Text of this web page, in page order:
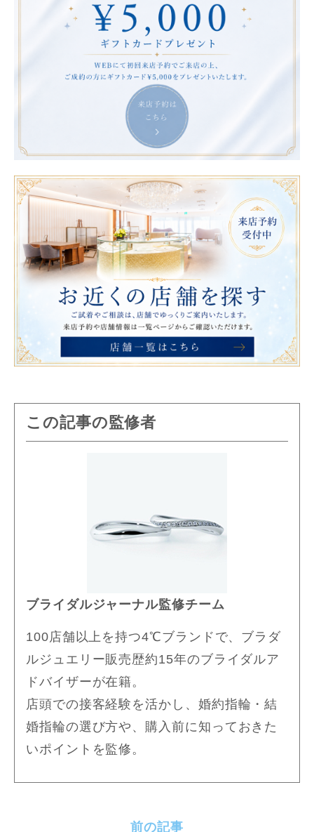
この記事の監修者
ブライダルジャーナル監修チーム
100店舗以上を持つ4℃ブランドで、ブラダ
ルジュエリー販売歴約15年のブライダルア
ドバイザーが在籍。
店頭での接客経験を活かし、婚約指輪・結
婚指輪の選び方や、購入前に知っておきた
いポイントを監修。
前の記事